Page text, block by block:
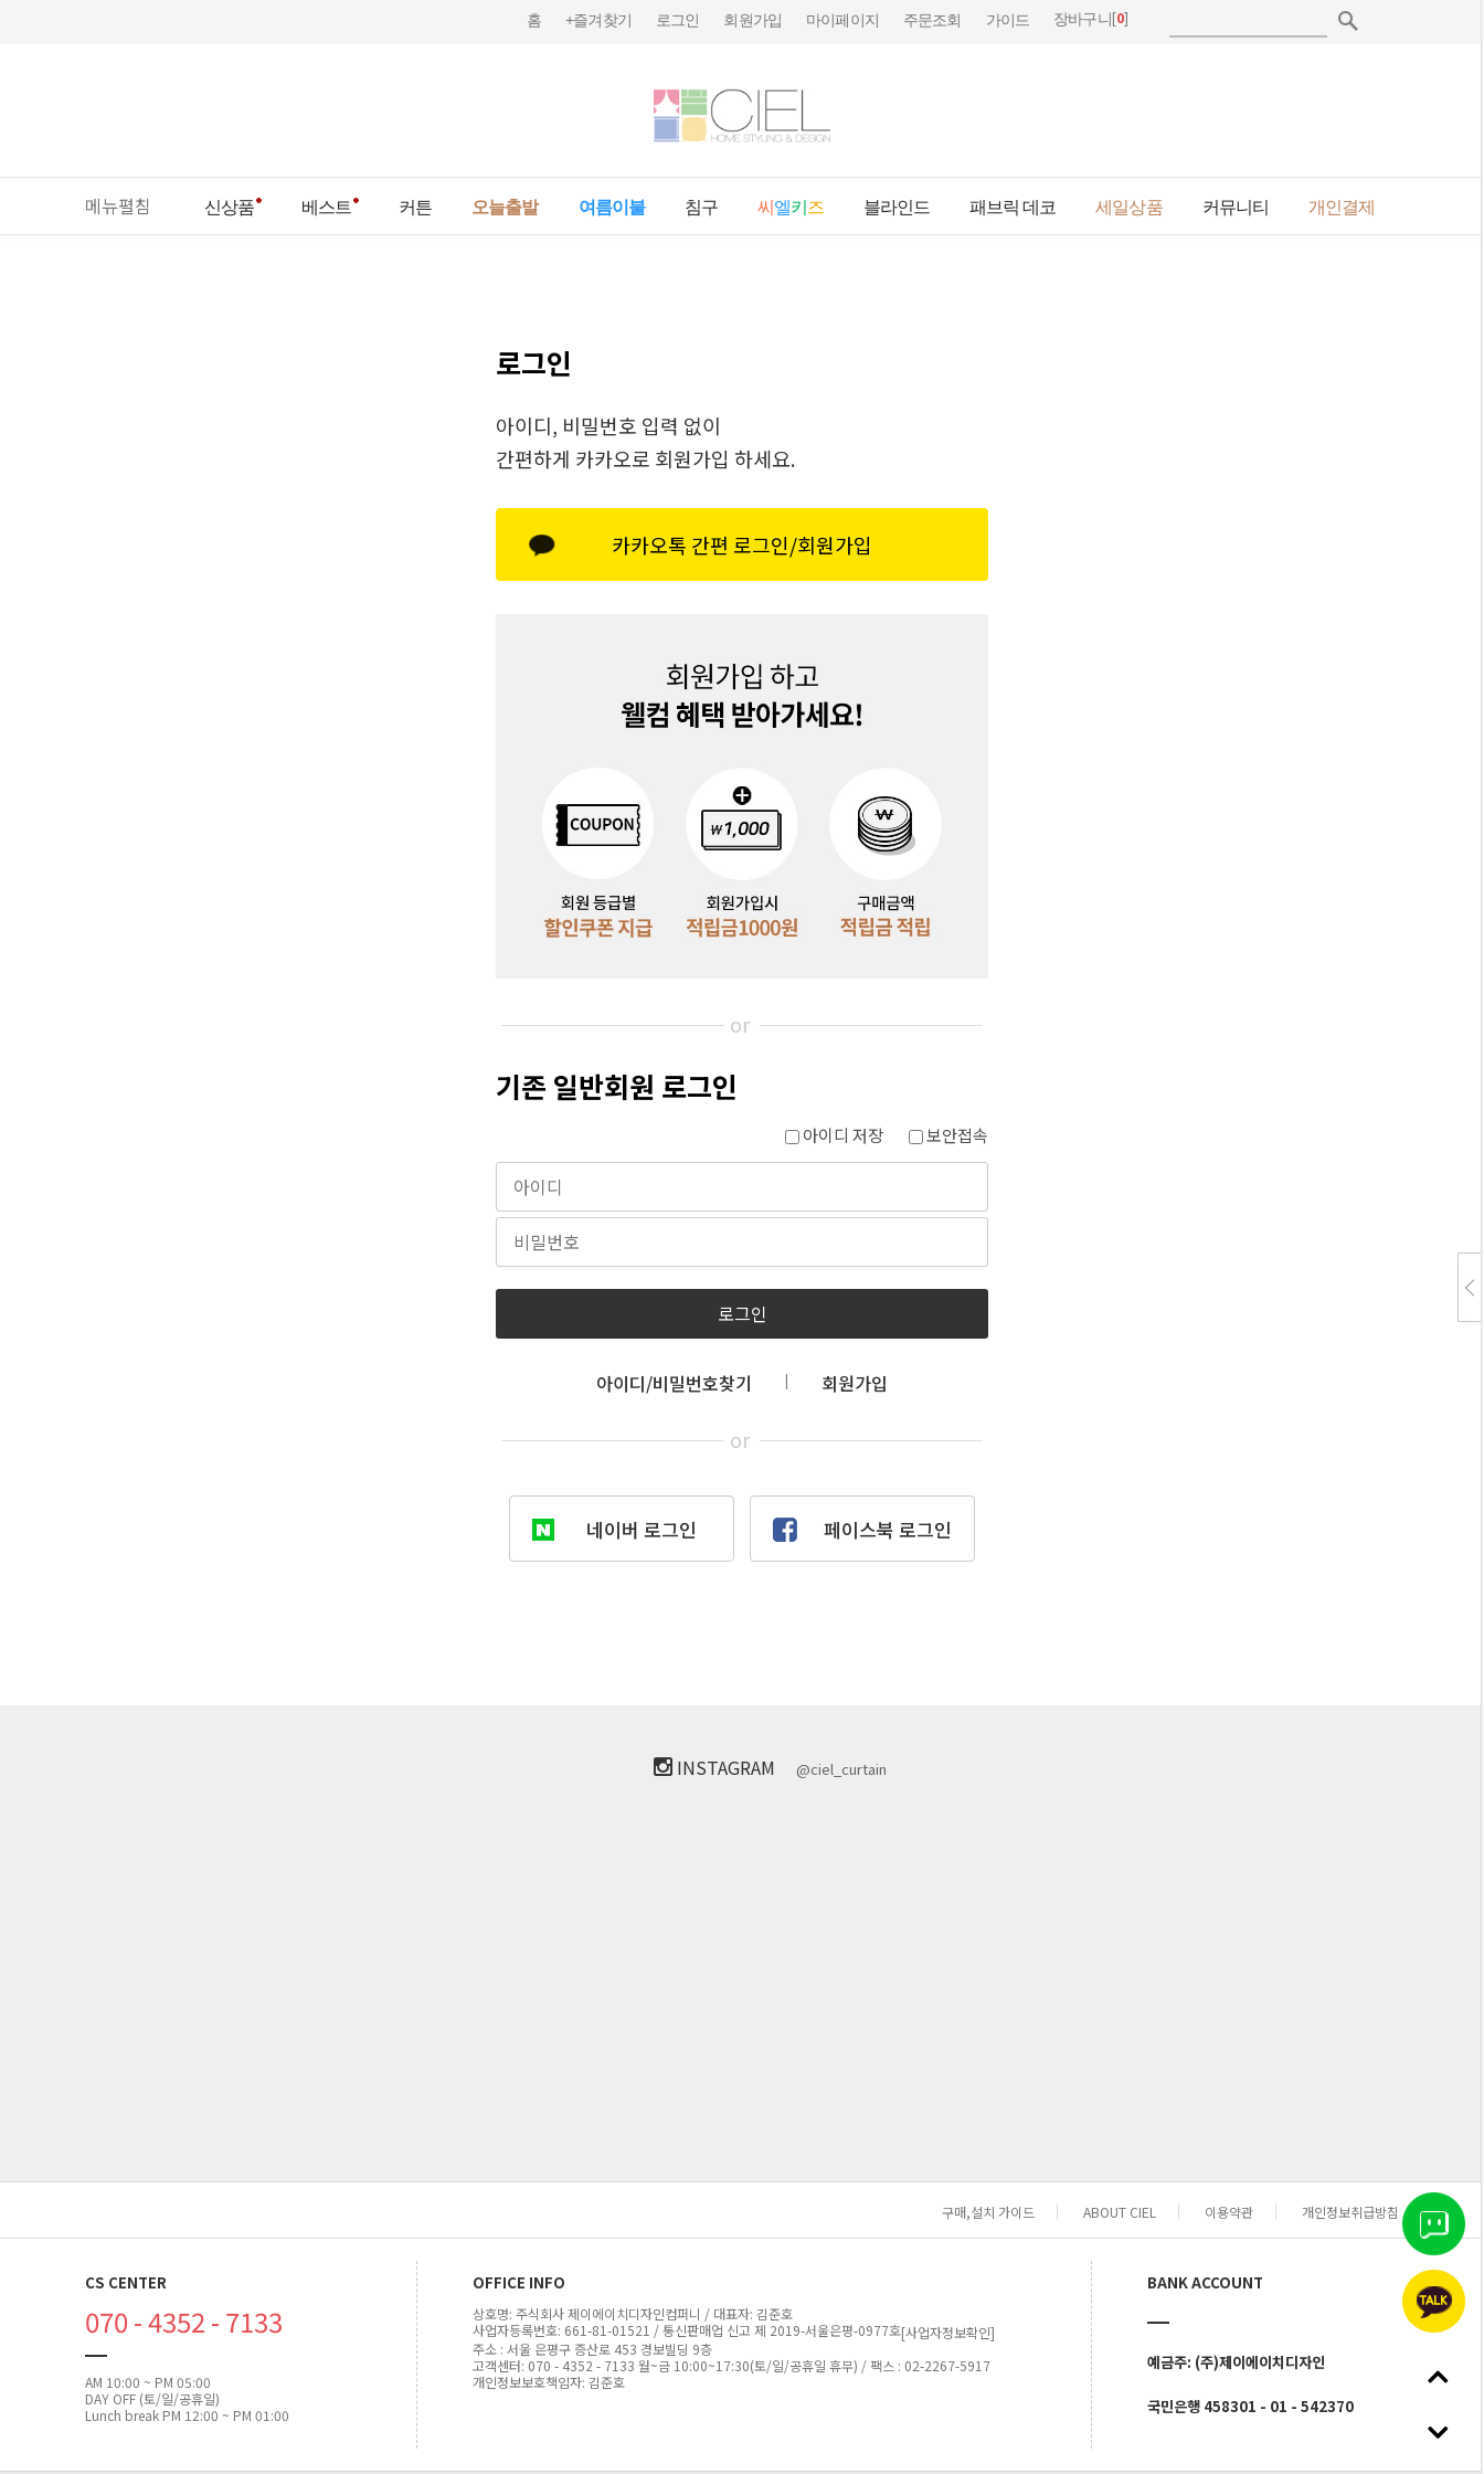
홈 +즐겨찾기 로그인 회원가입 마이페이지 주문조회 가이드 장바구니[0]
메뉴펼침 신상품 베스트 커튼 오늘출발 여름이불 침구 씨 엘키 즈 블라인드 패브릭 데코 세일상품 커뮤니티 개인결제
로그인
아이디, 비밀번호 입력 없이
간편하게 카카오로 회원가입 하세요.
카카오톡 간편 로그인/회원가입
or
기존 일반회원 로그인
아이디 저장 보안접속
로그인
아이디/비밀번호찾기 | 회원가입
or
네이버 로그인 페이스북 로그인
INSTAGRAM @ciel_curtain
구매,설치 가이드 ABOUT CIEL 이용약관 개인정보취급방침
CS CENTER
070 - 4352 - 7133
AM 10:00 ~ PM 05:00
DAY OFF (토/일/공휴일)
Lunch break PM 12:00 ~ PM 01:00
OFFICE INFO
상호명: 주식회사 제이에이치디자인컴퍼니 / 대표자: 김준호
사업자등록번호: 661-81-01521 / 통신판매업 신고 제 2019-서울은평-0977호[사업자정보확인]
주소 : 서울 은평구 증산로 453 경보빌딩 9층
고객센터: 070 - 4352 - 7133 월~금 10:00~17:30(토/일/공휴일 휴무) / 팩스 : 02-2267-5917
개인정보보호책임자: 김준호
BANK ACCOUNT
예금주: (주)제이에이치디자인
국민은행 458301 - 01 - 542370